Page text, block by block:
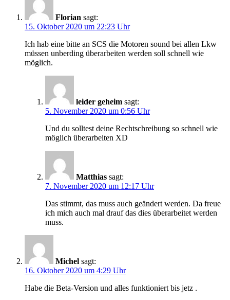
Florian sagt:
15. Oktober 2020 um 22:23 Uhr
Ich hab eine bitte an SCS die Motoren sound bei allen Lkw
müssen unberding überarbeiten werden soll schnell wie
möglich.
leider geheim sagt:
5. November 2020 um 0:56 Uhr
Und du solltest deine Rechtschreibung so schnell wie
möglich überarbeiten XD
Matthias sagt:
7. November 2020 um 12:17 Uhr
Das stimmt, das muss auch geändert werden. Da freue
ich mich auch mal drauf das dies überarbeitet werden
muss.
Michel sagt:
16. Oktober 2020 um 4:29 Uhr
Habe die Beta-Version und alles funktioniert bis jetz .